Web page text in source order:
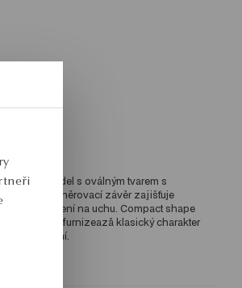
925. Model s oválným tvarem s
zirkony. Sněrovací závěr zajišťuje
uchycení na uchu. Compact shape
the stones furnizează klasický charakter
nošení.